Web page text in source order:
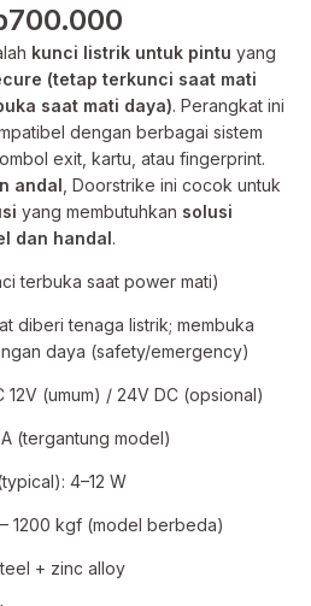
700.000
kunci listrik untuk pintu yang
(tetap terkunci saat mati
saat mati daya). Perangkat ini
dengan berbagai sistem
exit, kartu, atau fingerprint.
andal , Doorstrike ini cocok untuk
yang membutuhkan solusi
dan handal.
terbuka saat power mati)
diberi tenaga listrik; membuka
daya (safety/emergency)
12V (umum) / 24V DC (opsional)
(tergantung model)
4–12 W
1200 kgf (model berbeda)
+ zinc alloy